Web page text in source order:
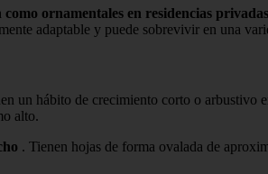
como ornamentales en residencias
adaptable y puede sobrevivir en una
un hábito de crecimiento corto o
alto.
. Tienen hojas de forma ovalada de